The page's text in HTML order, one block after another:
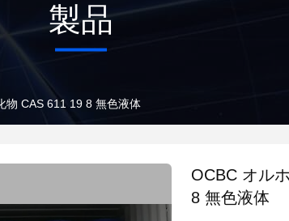
製品
物 CAS 611 19 8 無色液体
OCBC オル
8 無色液体